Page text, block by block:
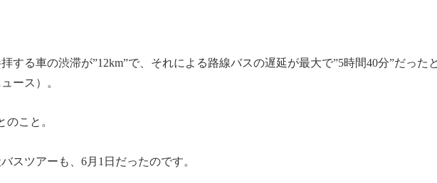
する車の渋滞が”12km”で、それによる路線バスの遅延が最大で”5時間40分”だった
ース）。
こと。
スツアーも、6月1日だったのです。